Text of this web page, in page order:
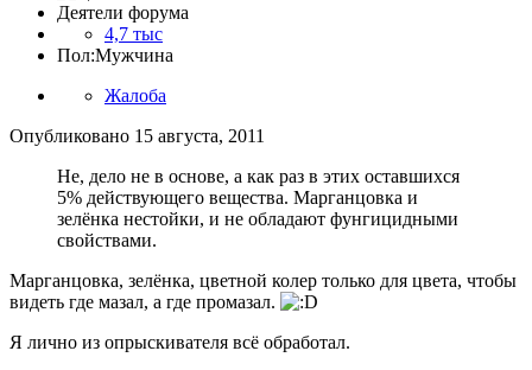
Деятели форума
4,7 тыс
Пол:Мужчина
Жалоба
Опубликовано 15 августа, 2011
Не, дело не в основе, а как раз в этих оставшихся
5% действующего вещества. Марганцовка и
зелёнка нестойки, и не обладают фунгицидными
свойствами.
Марганцовка, зелёнка, цветной колер только для цвета, чтобы
видеть где мазал, а где промазал.
Я лично из опрыскивателя всё обработал.